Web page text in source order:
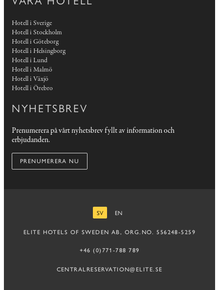
Hotell i Sverige
Hotell i Stockholm
Hotell i Göteborg
Hotell i Helsingborg
Hotell i Lund
Hotell i Malmö
Hotell i Växjö
Hotell i Örebro
NYHETSBREV
Prenumerera på vårt nyhetsbrev fyllt av information och
erbjudanden.
PRENUMERERA NU
SV
EN
ELITE HOTELS OF SWEDEN AB, ORG.NO. 556248-5259
+46 (0)771-788 789
CENTRALRESERVATION@ELITE.SE